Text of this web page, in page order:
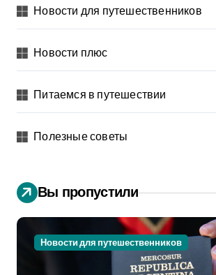
Новости для путешественников
Новости плюс
Питаемся в путешествии
Полезные советы
Вы пропустили
Новости для путешественников